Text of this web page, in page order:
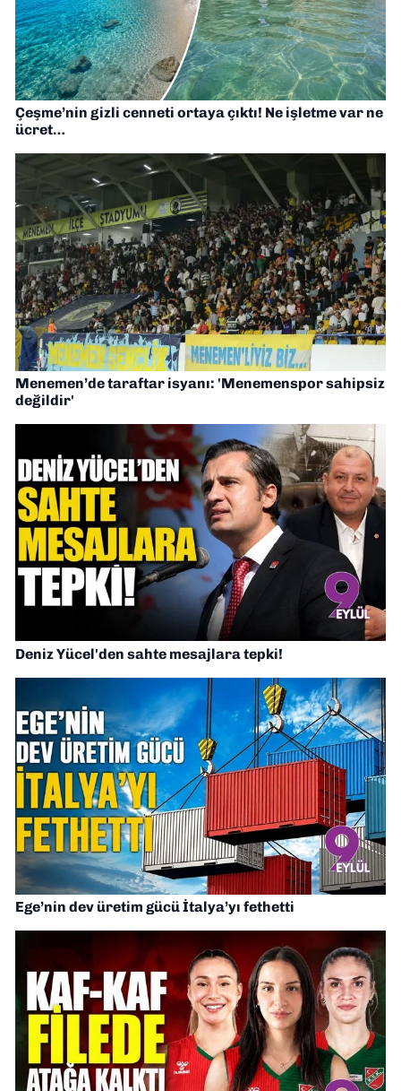
Çeşme’nin gizli cenneti ortaya çıktı! Ne işletme var ne
ücret…
Menemen’de taraftar isyanı: 'Menemenspor sahipsiz
değildir'
Deniz Yücel'den sahte mesajlara tepki!
Ege’nin dev üretim gücü İtalya’yı fethetti